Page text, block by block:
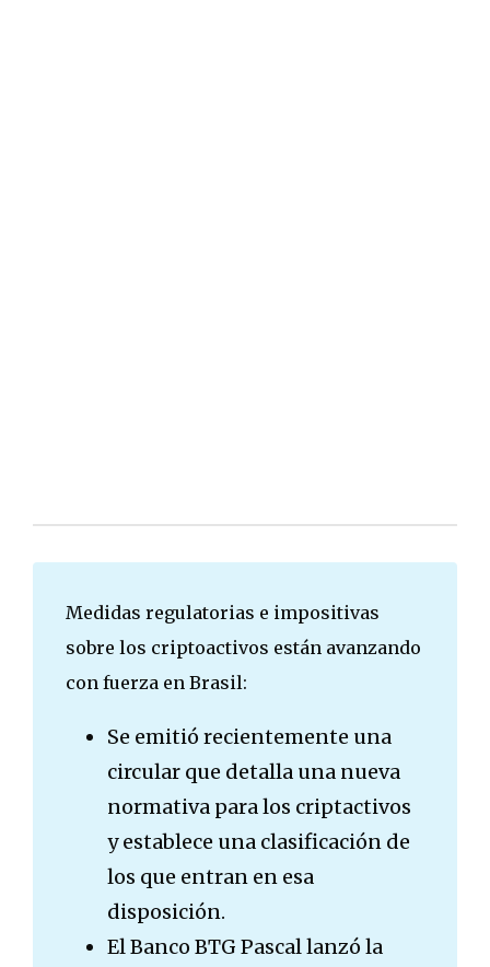
Medidas regulatorias e impositivas
sobre los criptoactivos están avanzando
con fuerza en Brasil:
Se emitió recientemente una
circular que detalla una nueva
normativa para los criptactivos
y establece una clasificación de
los que entran en esa
disposición.
El Banco BTG Pascal lanzó la